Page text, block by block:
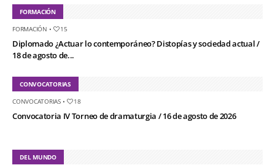
FORMACIÓN
FORMACIÓN • 15
Diplomado ¿Actuar lo contemporáneo? Distopías y sociedad actual /
18 de agosto de...
CONVOCATORIAS
CONVOCATORIAS• 18
Convocatoria IV Torneo de dramaturgia / 16 de agosto de 2026
DEL MUNDO